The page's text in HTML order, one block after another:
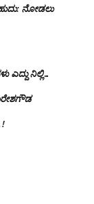
ನೋಡಲು
ಎದ್ದು ನಿಲ್ಲಿ…